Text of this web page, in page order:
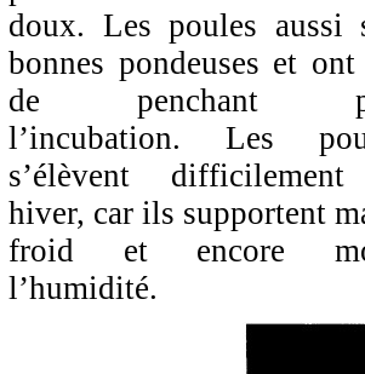
doux. Les poules aussi
bonnes pondeuses et ont
de penchant
l’incubation. Les
s’élèvent
hiver, car ils supportent
froid et encore
l’humidité.